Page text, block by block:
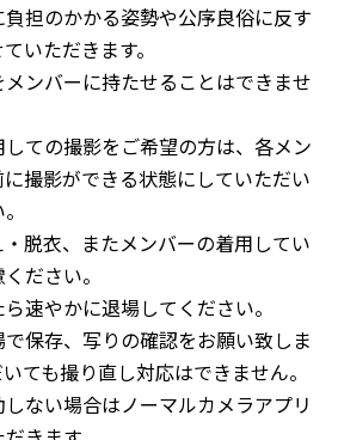
負担のかかる姿勢や公序良俗に反す
いただきます。
メンバーに持たせることはできませ
しての撮影をご希望の方は、各メン
撮影ができる状態にしていただい
・脱衣、またメンバーの着用してい
ださい。
速やかに退場してください。
で保存、写りの確認をお願い致しま
ても撮り直し対応はできません。
ない場合はノーマルカメラアプリ